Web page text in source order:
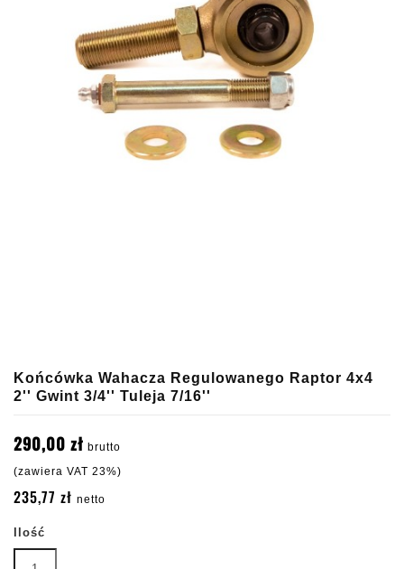
Końcówka Wahacza Regulowanego Raptor 4x4
2'' Gwint 3/4'' Tuleja 7/16''
290,00 zł brutto
(zawiera VAT 23%)
235,77 zł netto
Ilość